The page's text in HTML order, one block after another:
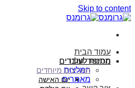
Skip to content
עמוד הבית
הסיפור שלנו
המלצות
מאמרים
מתנות לעובדים
תאריכים מיוחדים
יום האישה